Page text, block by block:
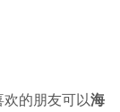
欢的朋友可以海